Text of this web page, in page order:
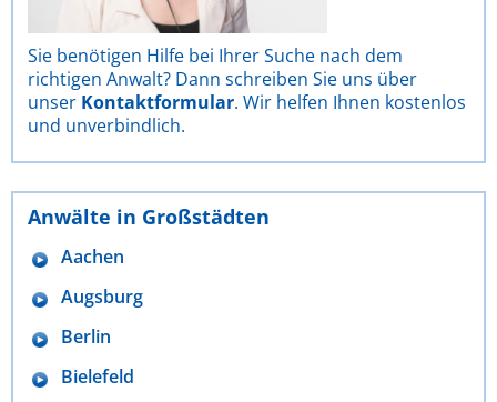
Sie benötigen Hilfe bei Ihrer Suche nach dem
richtigen Anwalt? Dann schreiben Sie uns über
unser Kontaktformular. Wir helfen Ihnen kostenlos
und unverbindlich.
Anwälte in Großstädten
Aachen
Augsburg
Berlin
Bielefeld